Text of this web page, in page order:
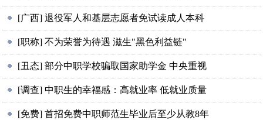
[广西] 退役军人和基层志愿者免试读成人本科
[职称] 不为荣誉为待遇 滋生"黑色利益链"
[丑态] 部分中职学校骗取国家助学金 中央重视
[调查] 中职生的幸福感：高就业率 低就业质量
[免费] 首招免费中职师范生毕业后至少从教8年